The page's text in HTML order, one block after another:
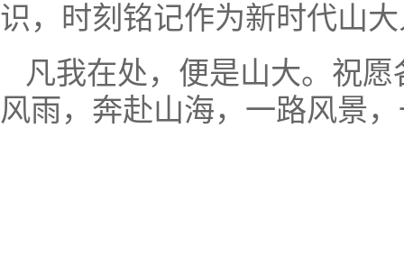
识，时刻铭记作为新时代山
凡我在处，便是山大。祝
风雨，奔赴山海，一路风景